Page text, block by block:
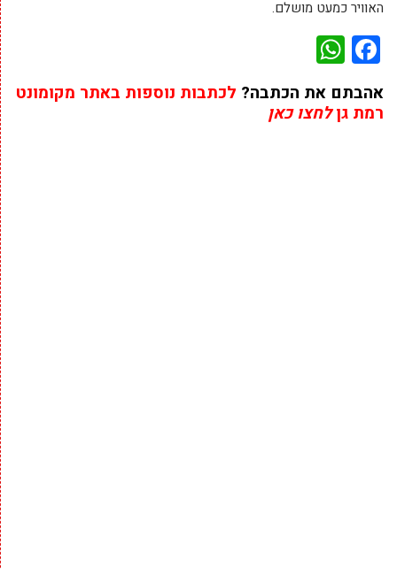
האוויר כמעט מושלם.
Facebook
אהבתם את הכתבה? לכתבות נוספות באתר מקומונט
רמת גןלחצו כאן